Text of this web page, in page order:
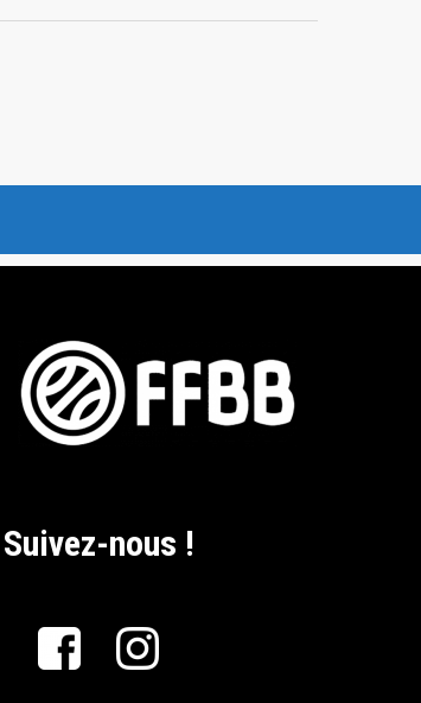
Suivez-nous !